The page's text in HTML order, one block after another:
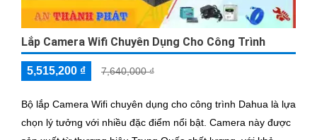
Lắp Camera Wifi Chuyên Dụng Cho Công Trình
5,515,200 ₫ 7,640,000 ₫
Bộ lắp Camera Wifi chuyên dụng cho công trình Dahua là lựa
chọn lý tưởng với nhiều đặc điểm nổi bật. Camera này được